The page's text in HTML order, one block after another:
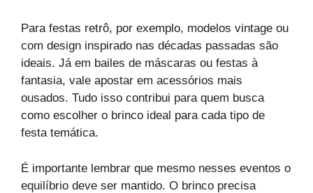
Para festas retrô, por exemplo, modelos vintage ou
com design inspirado nas décadas passadas são
ideais. Já em bailes de máscaras ou festas à
fantasia, vale apostar em acessórios mais
ousados. Tudo isso contribui para quem busca
como escolher o brinco ideal para cada tipo de
festa temática.
É importante lembrar que mesmo nesses eventos o
equilíbrio deve ser mantido. O brinco precisa